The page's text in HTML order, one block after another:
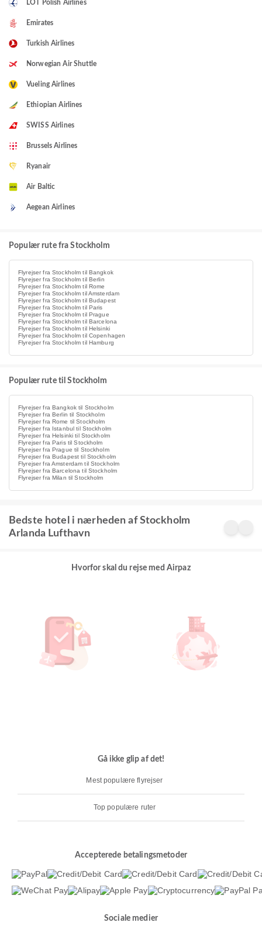
LOT Polish Airlines
Emirates
Turkish Airlines
Norwegian Air Shuttle
Vueling Airlines
Ethiopian Airlines
SWISS Airlines
Brussels Airlines
Ryanair
Air Baltic
Aegean Airlines
Populær rute fra Stockholm
Flyrejser fra Stockholm til Bangkok
Flyrejser fra Stockholm til Berlin
Flyrejser fra Stockholm til Rome
Flyrejser fra Stockholm til Amsterdam
Flyrejser fra Stockholm til Budapest
Flyrejser fra Stockholm til Paris
Flyrejser fra Stockholm til Prague
Flyrejser fra Stockholm til Barcelona
Flyrejser fra Stockholm til Helsinki
Flyrejser fra Stockholm til Copenhagen
Flyrejser fra Stockholm til Hamburg
Populær rute til Stockholm
Flyrejser fra Bangkok til Stockholm
Flyrejser fra Berlin til Stockholm
Flyrejser fra Rome til Stockholm
Flyrejser fra Istanbul til Stockholm
Flyrejser fra Helsinki til Stockholm
Flyrejser fra Paris til Stockholm
Flyrejser fra Prague til Stockholm
Flyrejser fra Budapest til Stockholm
Flyrejser fra Amsterdam til Stockholm
Flyrejser fra Barcelona til Stockholm
Flyrejser fra Milan til Stockholm
Bedste hotel i nærheden af Stockholm
Arlanda Lufthavn
Hvorfor skal du rejse med Airpaz
Gå ikke glip af det!
Mest populære flyrejser
Top populære ruter
Accepterede betalingsmetoder
Sociale medier